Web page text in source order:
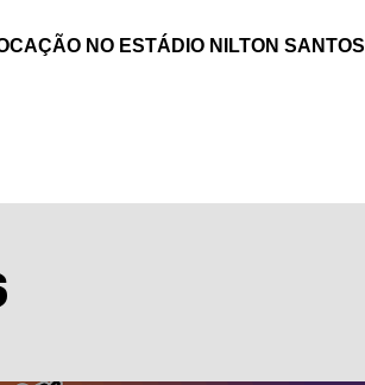
NO ESTÁDIO NILTON SANTOS